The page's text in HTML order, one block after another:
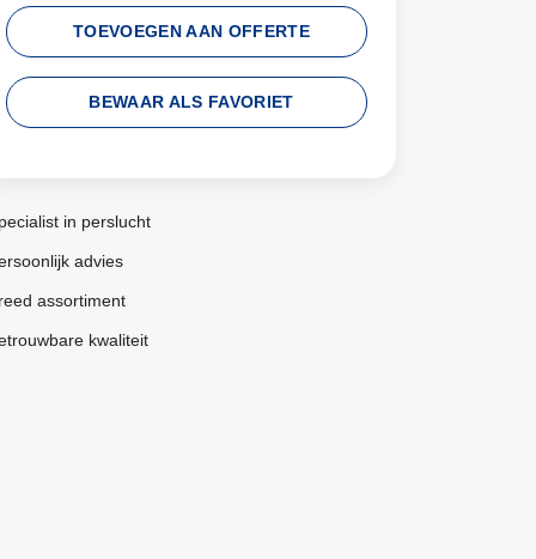
TOEVOEGEN AAN OFFERTE
BEWAAR ALS FAVORIET
in perslucht
advies
assortiment
kwaliteit